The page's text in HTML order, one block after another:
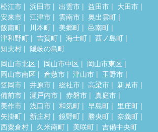
松江市 浜田市 出雲市 益田市
大田市
安来市
江津市 雲南市
奥出雲町
飯南町
川本町 美郷町
邑南町
津和野町
吉賀町 海士町
西ノ島町
知夫村
隠岐の島町
岡山市北区 岡山市中区
岡山市東区
岡山市南区
倉敷市 津山市
玉野市
笠岡市
井原市 総社市 高梁市
新見市
備前市
瀬戸内市 赤磐市
真庭市
美作市
浅口市 和気町 早島町
里庄町
矢掛町
新庄村 鏡野町 勝央町
奈義町
西粟倉村
久米南町 美咲町 吉備中央町